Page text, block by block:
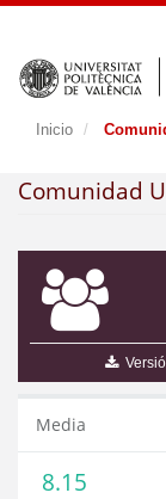
Inicio
Comunidad
Media
8.15